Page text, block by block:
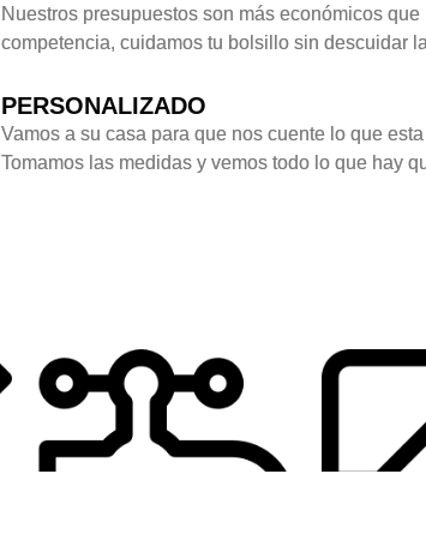
Nuestros presupuestos son más económicos que
competencia, cuidamos tu bolsillo sin descuidar
PERSONALIZADO
Vamos a su casa para que nos cuente lo que
Tomamos las medidas y vemos todo lo que hay